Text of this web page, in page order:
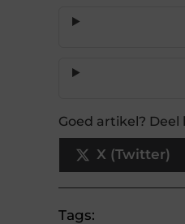
Goed artikel? Deel
X (Twitter)
Tags: